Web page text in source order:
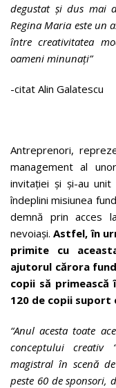
degustat și dus mai
Regina Maria este un
între creativitatea
oameni minunați”
-citat Alin Galatescu
Antreprenori,
management al
invitației și și-au
îndeplini misiunea
demnă prin acces
nevoiași.Astfel, în
primite cu
ajutorul cărora
copii să
120 de copii suport
“Anul acesta toate
conceptului creativ
magistral în scenă
peste 60 de sponsori,